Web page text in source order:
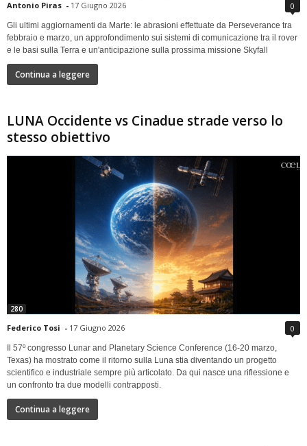
Antonio Piras - 17 Giugno 2026 0
Gli ultimi aggiornamenti da Marte: le abrasioni effettuate da Perseverance tra
febbraio e marzo, un approfondimento sui sistemi di comunicazione tra il rover
e le basi sulla Terra e un'anticipazione sulla prossima missione Skyfall
Continua a leggere
LUNA Occidente vs Cinadue strade verso lo
stesso obiettivo
280
Federico Tosi - 17 Giugno 2026 0
Il 57º congresso Lunar and Planetary Science Conference (16-20 marzo,
Texas) ha mostrato come il ritorno sulla Luna stia diventando un progetto
scientifico e industriale sempre più articolato. Da qui nasce una riflessione e
un confronto tra due modelli contrapposti.
Continua a leggere